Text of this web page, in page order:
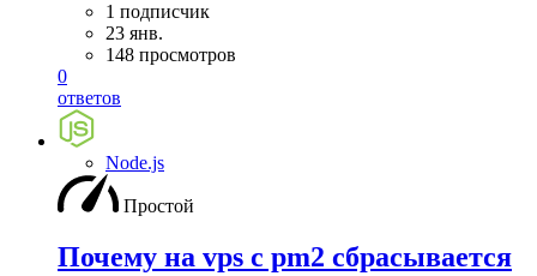
1 подписчик
23 янв.
148 просмотров
0
ответов
Node.js
Простой
Почему на vps с pm2 сбрасывается